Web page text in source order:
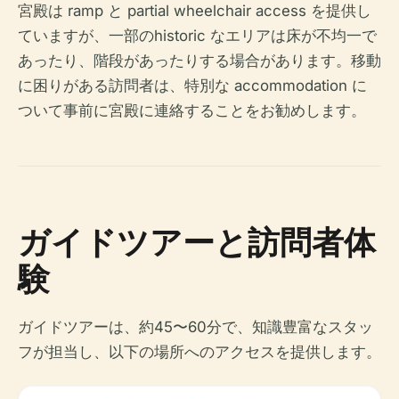
宮殿は ramp と partial wheelchair access を提供し
ていますが、一部のhistoric なエリアは床が不均一で
あったり、階段があったりする場合があります。移動
に困りがある訪問者は、特別な accommodation に
ついて事前に宮殿に連絡することをお勧めします。
ガイドツアーと訪問者体
験
ガイドツアーは、約45〜60分で、知識豊富なスタッ
フが担当し、以下の場所へのアクセスを提供します。